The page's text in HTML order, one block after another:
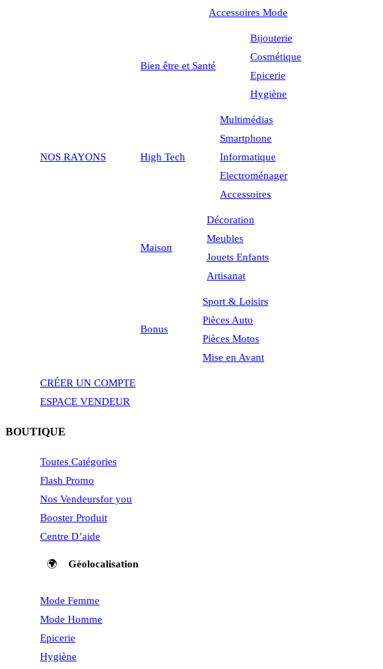
NOS RAYONS
Accessoires Mode
Bien être et Santé
Bijouterie
Cosmétique
Epicerie
Hygiène
High Tech
Multimédias
Smartphone
Informatique
Electroménager
Accessoires
Maison
Décoration
Meubles
Jouets Enfants
Artisanat
Bonus
Sport & Loisirs
Pièces Auto
Pièces Motos
Mise en Avant
CRÉER UN COMPTE
ESPACE VENDEUR
BOUTIQUE
Toutes Catégories
Flash Promo
Nos Vendeursfor you
Booster Produit
Centre D’aide
🌍 Géolocalisation
Mode Femme
Mode Homme
Epicerie
Hygiène